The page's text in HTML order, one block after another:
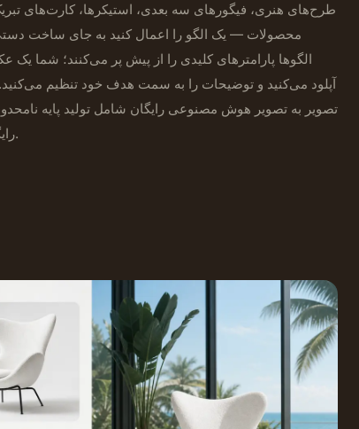
طرح‌های هنری، فیگورهای سه بعدی، استیکرها، کارت‌های
محصولات — یک الگو را اعمال کنید به جای ساخت
الگوها پارامترهای کلیدی را از پیش پر می‌کنند؛ شما
آپلود می‌کنید و توضیحات را به سمت هدف خود تنظیم می‌کنید.
تصویر به تصویر هوش مصنوعی رایگان شامل تولید پایه
رایگان است.